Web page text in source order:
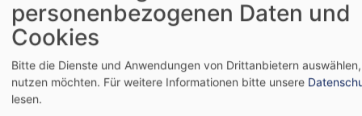
personenbezogenen Daten und
Cookies
Bitte die Dienste und Anwendungen von Drittanbietern
nutzen möchten. Für weitere Informationen bitte unsere
lesen.